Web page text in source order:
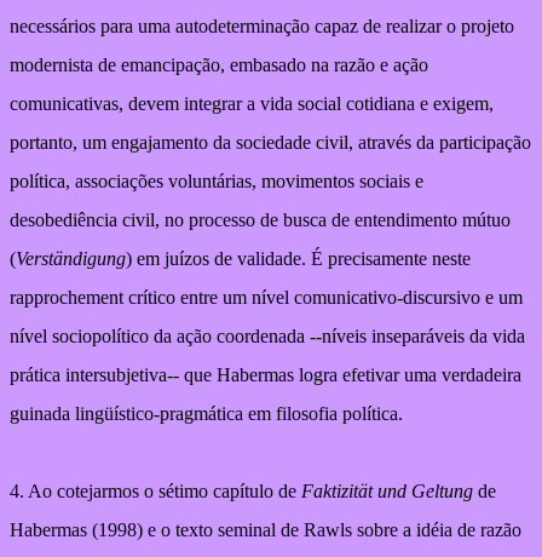
necessários para uma autodeterminação capaz de realizar o projeto
modernista de emancipação, embasado na razão e ação
comunicativas, devem integrar a vida social cotidiana e exigem,
portanto, um engajamento da sociedade civil, através da participação
política, associações voluntárias, movimentos sociais e
desobediência civil, no processo de busca de entendimento mútuo
(Verständigung) em juízos de validade. É precisamente neste
rapprochement crítico entre um nível comunicativo-discursivo e um
nível sociopolítico da ação coordenada --níveis inseparáveis da vida
prática intersubjetiva-- que Habermas logra efetivar uma verdadeira
guinada lingüístico-pragmática em filosofia política.
4. Ao cotejarmos o sétimo capítulo de Faktizität und Geltung de
Habermas (1998) e o texto seminal de Rawls sobre a idéia de razão